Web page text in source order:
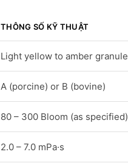
THÔNG SỐ KỸ THUẬT
Light yellow to amber
A (porcine) or B (bovine)
80 – 300 Bloom (as specified)
2.0 – 7.0 mPa·s